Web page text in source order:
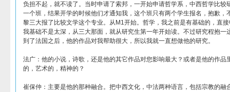
负担不起，就不读了。当时申请了索邦，一开始申请哲学系，中西哲学比较
一个班，结果开学的时候他们才通知我，这个班只有两个学生报名，抱歉，
黎三大报了比较文学这个专业。从M1开始。哲学，我之前是有基础的，直
我基础不是太深，从三大那面，就从研究生第一年开始读。不过研究程抱一
到了法国之后，他的作品对我帮助很大，所以我就一直想做他的研究。
法广：他的小说，诗歌，还是他的其它作品对您影响最大？或者是他的作品
的，艺术的，精神的？
崔保仲：主要是他的那种融合。把中西文化，中法两种语言，包括宗教的融